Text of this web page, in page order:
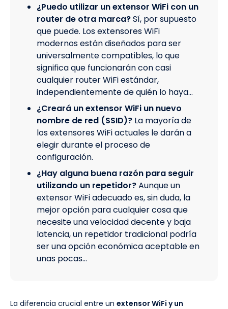
¿Puedo utilizar un extensor WiFi con un
router de otra marca?Sí, por supuesto
que puede. Los extensores WiFi
modernos están diseñados para ser
universalmente compatibles, lo que
significa que funcionarán con casi
cualquier router WiFi estándar,
independientemente de quién lo haya…
¿Creará un extensor WiFi un nuevo
nombre de red (SSID)? La mayoría de
los extensores WiFi actuales le darán a
elegir durante el proceso de
configuración.
¿Hay alguna buena razón para seguir
utilizando un repetidor?Aunque un
extensor WiFi adecuado es, sin duda, la
mejor opción para cualquier cosa que
necesite una velocidad decente y baja
latencia, un repetidor tradicional podría
ser una opción económica aceptable en
unas pocas…
La diferencia crucial entre un extensor WiFi y un